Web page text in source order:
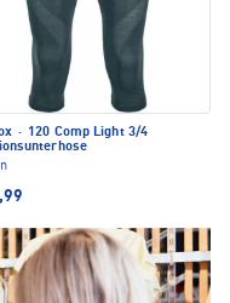
· 120 Comp Light 3/4